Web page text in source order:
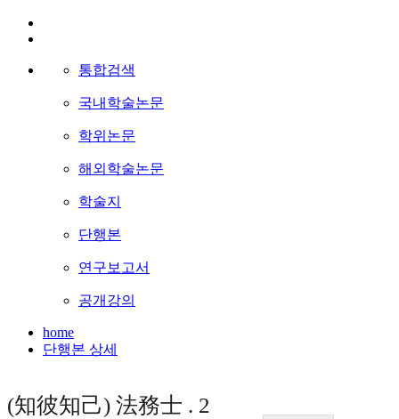
통합검색
국내학술논문
학위논문
해외학술논문
학술지
단행본
연구보고서
공개강의
home
단행본 상세
(知彼知己) 法務士 . 2